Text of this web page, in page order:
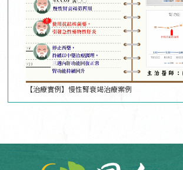
【治療實例】慢性腎衰竭治療案例